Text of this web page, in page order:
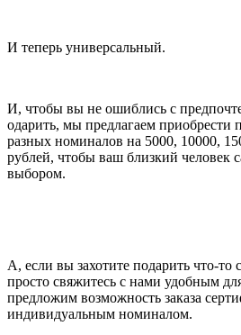
И теперь универсальный.
И, чтобы вы не ошиблись с
одарить, мы предлагаем приобрести
разных номиналов на 5000, 10000,
рублей, чтобы ваш близкий человек
выбором.
А, если вы захотите подарить что-то
просто свяжитесь с нами удобным
предложим возможность заказа
индивидуальным номиналом.